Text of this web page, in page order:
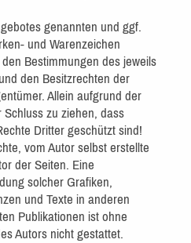
genannten und ggf.
und Warenzeichen
Bestimmungen des jeweils
den Besitzrechten der
Allein aufgrund der
zu ziehen, dass
Dritter geschützt sind!
vom Autor selbst erstellte
der Seiten. Eine
solcher Grafiken,
und Texte in anderen
Publikationen ist ohne
Autors nicht gestattet.